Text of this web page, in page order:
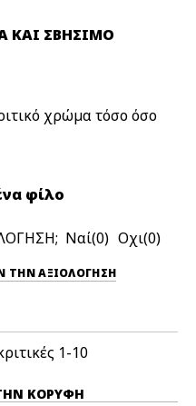
ΚΑΙ ΣΒΉΣΙΜΟ
χρώμα τόσο όσο
φίλο
0 0
ΑΡΝΗΤΙΚΆ ΑΥΤΉΝ ΤΗΝ ΑΞΙΟΛΟΓΗΣΗ
1-10
ΚΟΡΥΦΉ